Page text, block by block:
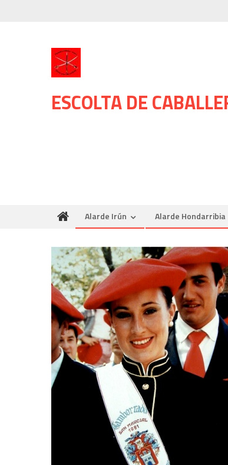
ESCOLTA DE
Alarde Irún Alarde Hondarribia